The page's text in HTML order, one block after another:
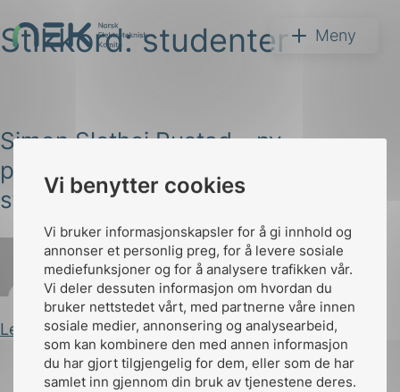
Vi benytter cookies
Vi bruker informasjonskapsler for å gi innhold og
annonser et personlig preg, for å levere sosiale
mediefunksjoner og for å analysere trafikken vår.
Vi deler dessuten informasjon om hvordan du
bruker nettstedet vårt, med partnerne våre innen
sosiale medier, annonsering og analysearbeid,
som kan kombinere den med annen informasjon
du har gjort tilgjengelig for dem, eller som de har
samlet inn gjennom din bruk av tjenestene deres.
Hopp
til
NEK Meny
Søk
Stikkord:studenter
Simon Slethei Rustad – ny
prosjektingeniør i NEKs
standardiseringsenhet
Iselin Dahl Publisert 10.02.2026
Les innlegg